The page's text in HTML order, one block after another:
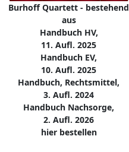
Burhoff Quartett - bestehend
aus
Handbuch HV,
11. Aufl. 2025
Handbuch EV,
10. Aufl. 2025
Handbuch, Rechtsmittel,
3. Aufl. 2024
Handbuch Nachsorge,
2. Aufl. 2026
hier bestellen